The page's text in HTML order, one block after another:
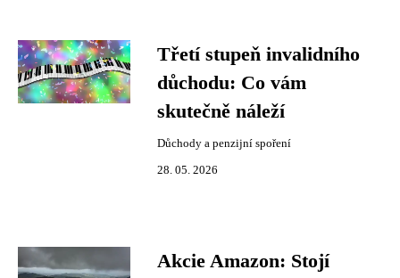
Třetí stupeň invalidního
důchodu: Co vám
skutečně náleží
Důchody a penzijní spoření
28. 05. 2026
Akcie Amazon: Stojí